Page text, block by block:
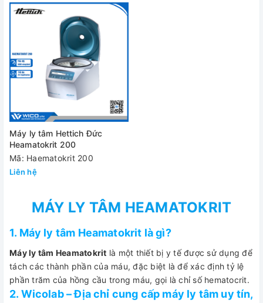
Máy ly tâm Hettich Đức
Heamatokrit 200
Mã: Haematokrit 200
Liên hệ
MÁY LY TÂM HEAMATOKRIT
1. Máy ly tâm Heamatokrit là gì?
Máy ly tâm Heamatokrit là một thiết bị y tế được sử dụng để
tách các thành phần của máu, đặc biệt là để xác định tỷ lệ
phần trăm của hồng cầu trong máu, gọi là chỉ số hematocrit.
2. Wicolab – Địa chỉ cung cấp máy ly tâm uy tín,